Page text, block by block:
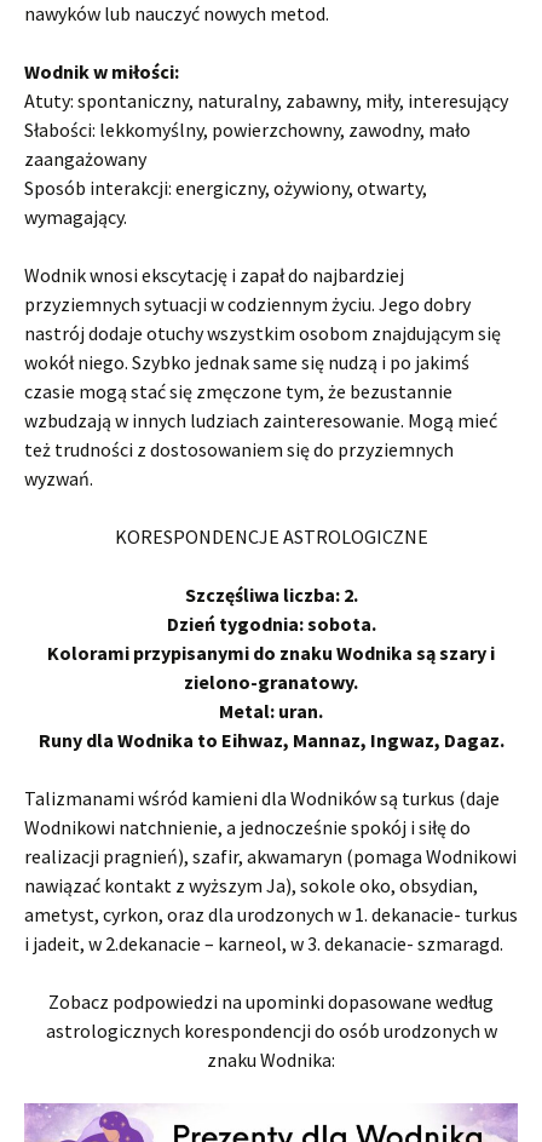
nawyków lub nauczyć nowych metod.
Wodnik w miłości:
Atuty: spontaniczny, naturalny, zabawny, miły, interesujący
Słabości: lekkomyślny, powierzchowny, zawodny, mało
zaangażowany
Sposób interakcji: energiczny, ożywiony, otwarty,
wymagający.
Wodnik wnosi ekscytację i zapał do najbardziej
przyziemnych sytuacji w codziennym życiu. Jego dobry
nastrój dodaje otuchy wszystkim osobom znajdującym się
wokół niego. Szybko jednak same się nudzą i po jakimś
czasie mogą stać się zmęczone tym, że bezustannie
wzbudzają w innych ludziach zainteresowanie. Mogą mieć
też trudności z dostosowaniem się do przyziemnych
wyzwań.
KORESPONDENCJE ASTROLOGICZNE
Szczęśliwa liczba: 2.
Dzień tygodnia: sobota.
Kolorami przypisanymi do znaku Wodnika są szary i
zielono-granatowy.
Metal: uran.
Runy dla Wodnika to Eihwaz, Mannaz, Ingwaz, Dagaz.
Talizmanami wśród kamieni dla Wodników są turkus (daje
Wodnikowi natchnienie, a jednocześnie spokój i siłę do
realizacji pragnień), szafir, akwamaryn (pomaga Wodnikowi
nawiązać kontakt z wyższym Ja), sokole oko, obsydian,
ametyst, cyrkon, oraz dla urodzonych w 1. dekanacie- turkus
i jadeit, w 2.dekanacie – karneol, w 3. dekanacie- szmaragd.
Zobacz podpowiedzi na upominki dopasowane według
astrologicznych korespondencji do osób urodzonych w
znaku Wodnika: